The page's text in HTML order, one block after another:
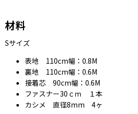
材料
Sサイズ
表地 110cm幅：0.8M
裏地 110cm幅：0.6M
接着芯 90cm幅：0.6M
ファスナー30ｃｍ １本
カシメ 直径8mm 4ヶ